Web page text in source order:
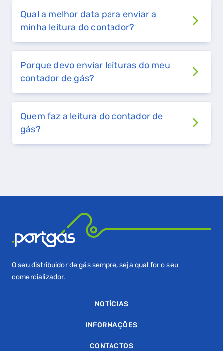
Qual a melhor data para enviar a
minha leitura do contador?
Porque devo enviar leituras do meu
contador de gás?
Quem faz a leitura do contador de
gás?
O seu distribuidor de gás sempre, seja qual for o seu
comercializador.
NOTÍCIAS
INFORMAÇÕES
CONTACTOS
QUERO TER GÁS NATURAL
FALHA DE GÁS